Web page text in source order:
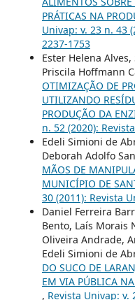
PRÁTICAS NA
Univap: v. 23 n. 43
2237-1753
Ester Helena
Priscila Hoffmann
OTIMIZAÇÃO DE
UTILIZANDO
PRODUÇÃO DA
n. 52 (2020):
Edeli Simioni de
Deborah Adolfo
MÃOS DE
MUNICÍPIO DE
30 (2011): Revista
Daniel Ferreira
Bento, Laís Morais
Oliveira Andrade,
Edeli Simioni de
DO SUCO DE
EM VIA PÚBLICA
, Revista Univap: v.